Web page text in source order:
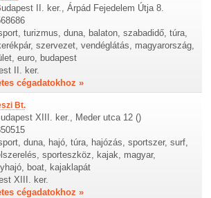
II. ker., Árpád Fejedelem Útja 8.
turizmus, duna, balaton, szabadidő, túra,
szervezet, vendéglátás, magyarország,
euro, budapest
II. ker.
cégadatokhoz »
Bt.
XIII. ker., Meder utca 12 ()
duna, hajó, túra, hajózás, sportszer, surf,
sporteszköz, kajak, magyar,
boat, kajaklapát
XIII. ker.
cégadatokhoz »